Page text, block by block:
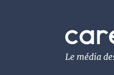
Le
média